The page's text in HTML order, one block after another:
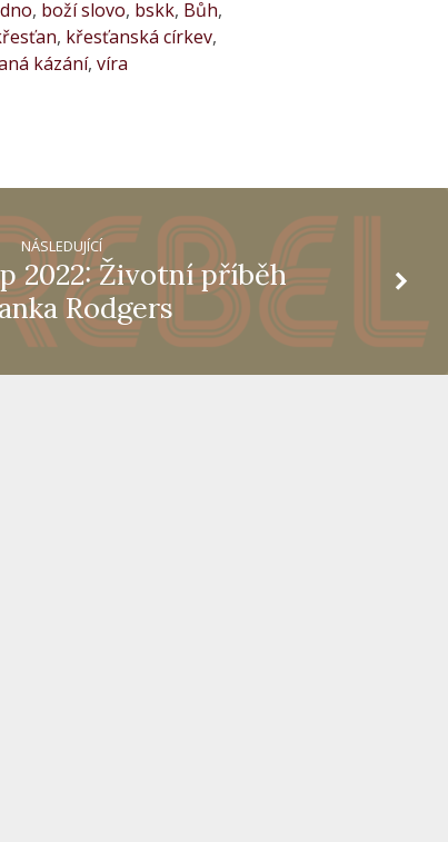
, boží slovo, bskk, Bůh,
, křesťanská církev,
kázání, víra
NÁSLEDUJÍCÍ
2022: Životní příběh
Rodgers